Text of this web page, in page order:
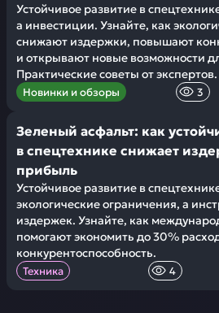
Устойчивое развитие в
а инвестиции. Узнайте, как
снижают издержки, повышают
и открывают новые возможности
Практические советы от экспертов.
Новинки и обзоры 3
Зеленый асфальт: как
в спецтехнике снижает
прибыль
Устойчивое развитие в
экологические ограничения, а
издержек. Узнайте, как
помогают экономить до 30%
конкурентоспособность.
Техника 4